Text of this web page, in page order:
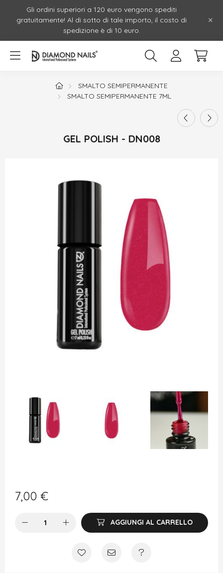
Gli ordini superiori a 120 euro vengono spediti
gratuitamente! Al di sotto di tale importo, il costo di
spedizione è di 10 euro.
SMALTO SEMIPERMANENTE
SMALTO SEMIPERMANENTE 7ML
GEL POLISH - DN008
7,00 €
AGGIUNGI AL CARRELLO